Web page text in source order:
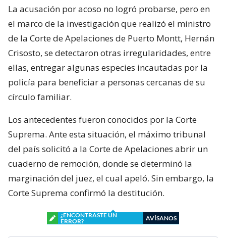
La acusación por acoso no logró probarse, pero en
el marco de la investigación que realizó el ministro
de la Corte de Apelaciones de Puerto Montt, Hernán
Crisosto, se detectaron otras irregularidades, entre
ellas, entregar algunas especies incautadas por la
policía para beneficiar a personas cercanas de su
círculo familiar.
Los antecedentes fueron conocidos por la Corte
Suprema. Ante esta situación, el máximo tribunal
del país solicitó a la Corte de Apelaciones abrir un
cuaderno de remoción, donde se determinó la
marginación del juez, el cual apeló. Sin embargo, la
Corte Suprema confirmó la destitución.
¿ENCONTRASTE UN
ERROR?
AVÍSANOS